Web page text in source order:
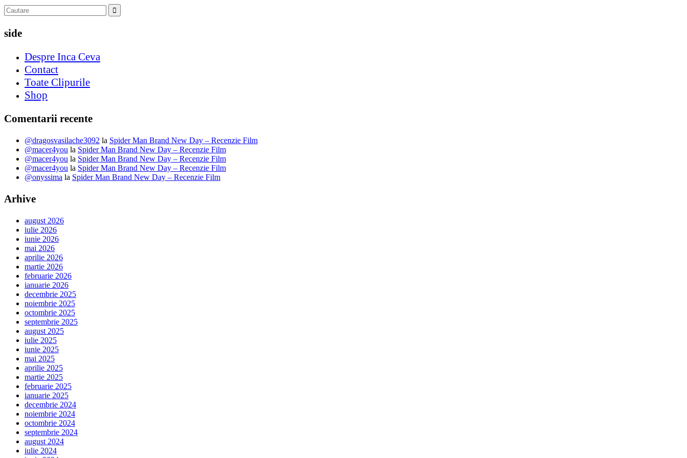
side
Despre Inca Ceva
Contact
Toate Clipurile
Shop
Comentarii recente
@dragosvasilache3092 la Spider Man Brand New Day – Recenzie Film
@macer4you la Spider Man Brand New Day – Recenzie Film
@macer4you la Spider Man Brand New Day – Recenzie Film
@macer4you la Spider Man Brand New Day – Recenzie Film
@onyssima la Spider Man Brand New Day – Recenzie Film
Arhive
august 2026
iulie 2026
iunie 2026
mai 2026
aprilie 2026
martie 2026
februarie 2026
ianuarie 2026
decembrie 2025
noiembrie 2025
octombrie 2025
septembrie 2025
august 2025
iulie 2025
iunie 2025
mai 2025
aprilie 2025
martie 2025
februarie 2025
ianuarie 2025
decembrie 2024
noiembrie 2024
octombrie 2024
septembrie 2024
august 2024
iulie 2024